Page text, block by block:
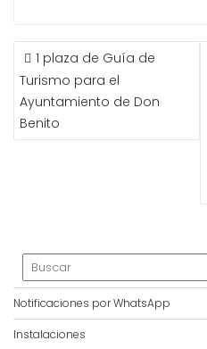
NAVEGACIÓN
DE
ENTRADAS
1 plaza de Guía de
Turismo para el
Ayuntamiento de Don
Benito
Notificaciones por WhatsApp
Instalaciones